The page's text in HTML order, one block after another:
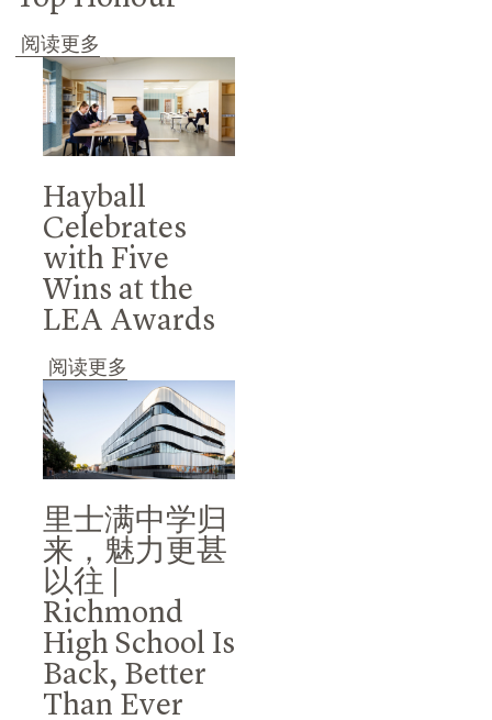
阅读更多
Hayball
Celebrates
with Five
Wins at the
LEA Awards
阅读更多
里士满中学归
来，魅力更甚
以往 |
Richmond
High School Is
Back, Better
Than Ever